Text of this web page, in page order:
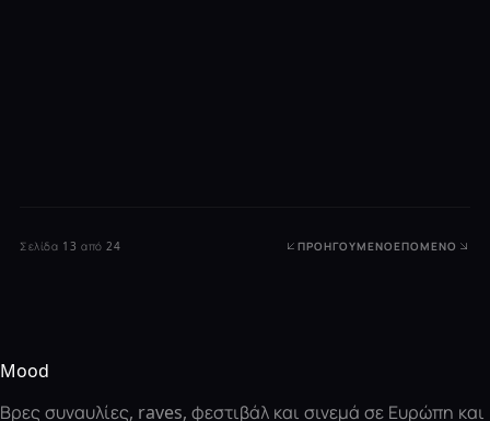
Σελίδα 13 από 24 ΠΡΟΗΓΟΎΜΕΝΟΕΠΌΜΕΝΟ
Mood
Βρες συναυλίες, raves, φεστιβάλ και σινεμά σε Ευρώπη και